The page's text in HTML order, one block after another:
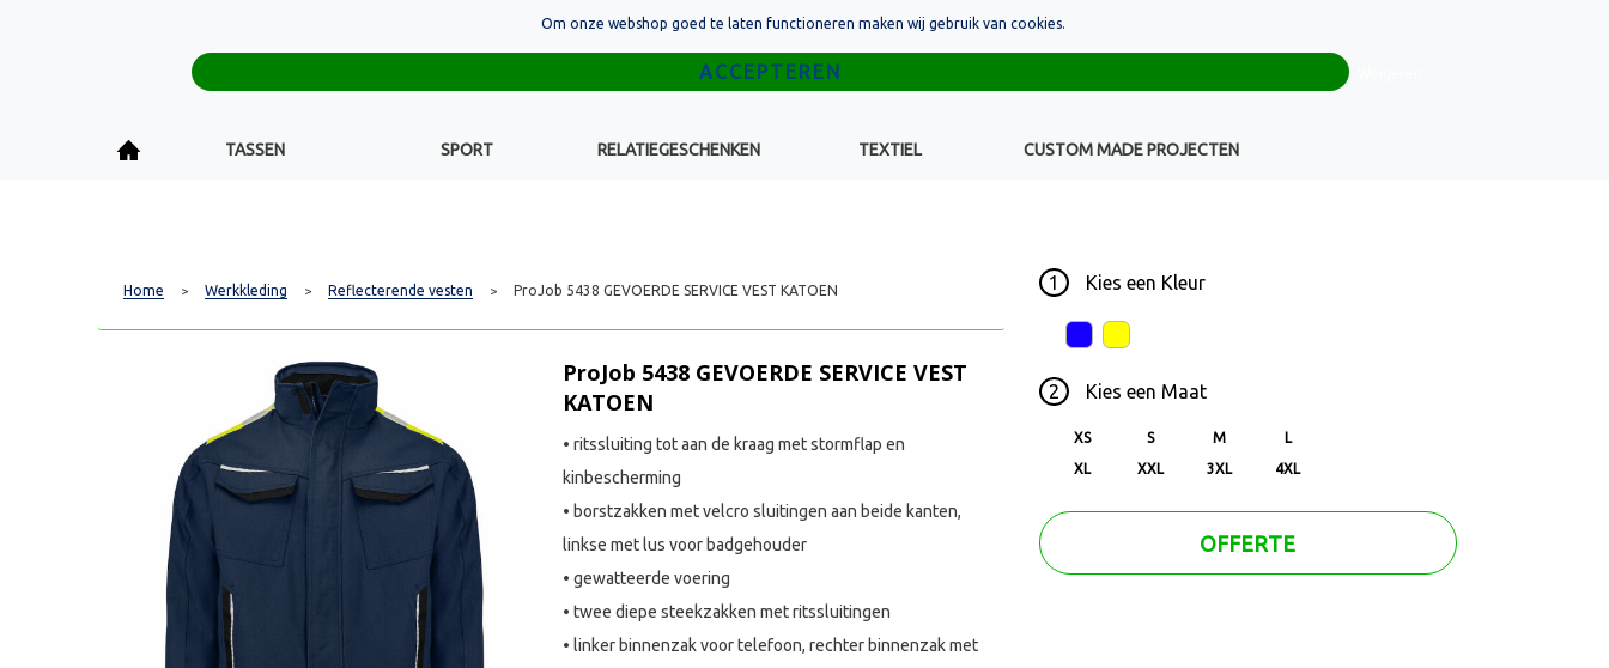
+32(0)16 43 54 19
TASSEN SPORT RELATIEGESCHENKEN TEXTIEL CUSTOM MADE PROJECTEN
Home > Werkkleding > Reflecterende vesten > ProJob 5438 GEVOERDE SERVICE VEST KATOEN 1 Kies een Kleur
2 Kies een Maat
XS S M
L
XL
XXL 3XL 4XL
OFFERTE
ProJob 5438 GEVOERDE SERVICE VEST
KATOEN
• ritssluiting tot aan de kraag met stormflap en
kinbescherming
• borstzakken met velcro sluitingen aan beide kanten,
linkse met lus voor badgehouder
• gewatteerde voering
• twee diepe steekzakken met ritssluitingen
• linker binnenzak voor telefoon, rechter binnenzak met
Om onze webshop goed te laten functioneren maken wij gebruik van cookies.